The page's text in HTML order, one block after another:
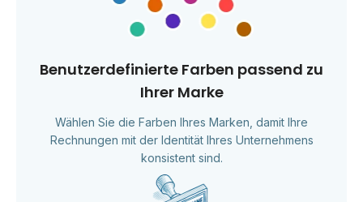
Benutzerdefinierte Farben passend zu
Ihrer Marke
Wählen Sie die Farben Ihres Marken, damit Ihre
Rechnungen mit der Identität Ihres Unternehmens
konsistent sind.